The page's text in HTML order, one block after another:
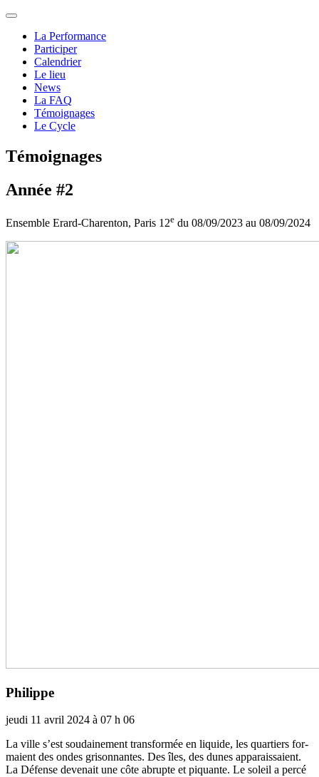
La Performance
Participer
Calendrier
Le lieu
News
La FAQ
Témoignages
Le Cycle
Témoignages
Année #2
Ensemble Erard-Charenton, Paris 12e du 08/09/2023 au 08/09/2024
Philippe
jeudi 11 avril 2024 à 07 h 06
La ville s’est sou­dai­ne­ment trans­for­mée en liquide, les quar­tiers for­
maient des ondes gri­son­nan­tes. Des îles, des dunes appa­rais­saient.
La Défense deve­nait une côte abrupte et piquante. Le soleil a percé